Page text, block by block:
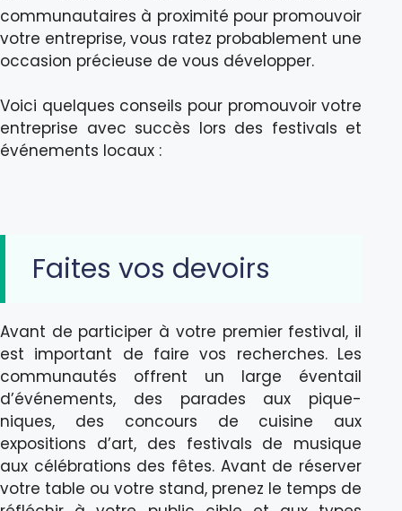
communautaires à proximité pour promouvoir
votre entreprise, vous ratez probablement une
occasion précieuse de vous développer.
Voici quelques conseils pour promouvoir votre
entreprise avec succès lors des festivals et
événements locaux :
Faites vos devoirs
Avant de participer à votre premier festival, il
est important de faire vos recherches. Les
communautés offrent un large éventail
d’événements, des parades aux pique-
niques, des concours de cuisine aux
expositions d’art, des festivals de musique
aux célébrations des fêtes. Avant de réserver
votre table ou votre stand, prenez le temps de